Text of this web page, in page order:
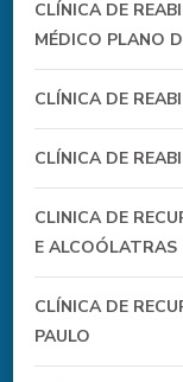
CLÍNICA DE
MÉDICO PLANO
CLÍNICA DE
CLÍNICA DE
CLINICA DE
E ALCOÓLATRAS
CLÍNICA DE
PAULO